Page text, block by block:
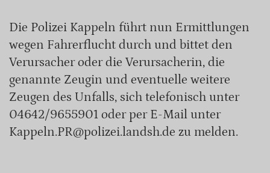
Die Polizei Kappeln führt nun Ermittlungen
wegen Fahrerflucht durch und bittet den
Verursacher oder die Verursacherin, die
genannte Zeugin und eventuelle weitere
Zeugen des Unfalls, sich telefonisch unter
04642/9655901 oder per E-Mail unter
Kappeln.PR@polizei.landsh.de zu melden.